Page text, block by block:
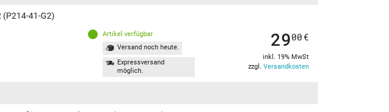
(P214-41-G2)
Artikel verfügbar
Versand noch heute.
Expressversand
möglich.
2900 €
inkl. 19% MwSt
zzgl. Versandkosten